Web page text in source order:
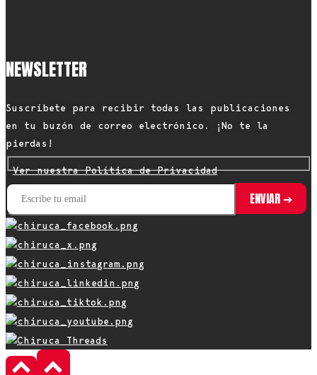
NEWSLETTER
Suscríbete para recibir todas las publicaciones
en tu buzón de correo electrónico. ¡No te la
pierdas!
Ver nuestra Política de Privacidad